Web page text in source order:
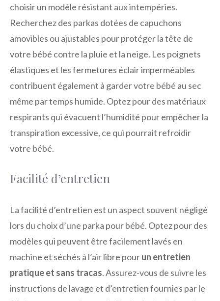
choisir un modèle résistant aux intempéries.
Recherchez des parkas dotées de capuchons
amovibles ou ajustables pour protéger la tête de
votre bébé contre la pluie et la neige. Les poignets
élastiques et les fermetures éclair imperméables
contribuent également à garder votre bébé au sec
même par temps humide. Optez pour des matériaux
respirants qui évacuent l’humidité pour empêcher la
transpiration excessive, ce qui pourrait refroidir
votre bébé.
Facilité d’entretien
La facilité d’entretien est un aspect souvent négligé
lors du choix d’une parka pour bébé. Optez pour des
modèles qui peuvent être facilement lavés en
machine et séchés à l’air libre pourun entretien
pratique et sans tracas. Assurez-vous de suivre les
instructions de lavage et d’entretien fournies par le